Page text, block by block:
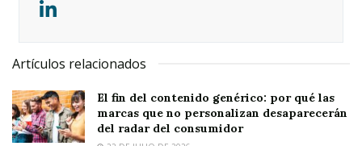
Artículos relacionados
El fin del contenido genérico: por qué las
marcas que no personalizan desaparecerán
del radar del consumidor